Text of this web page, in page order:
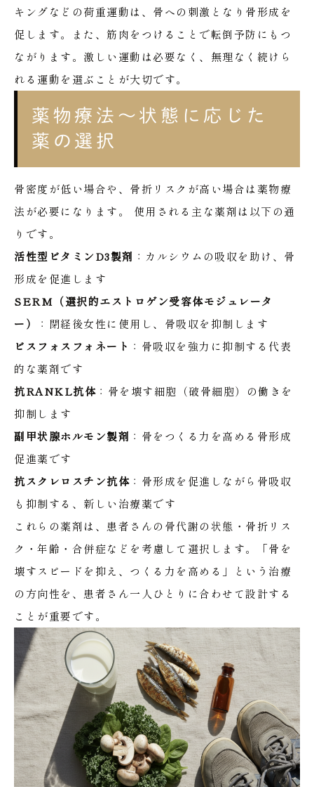
キングなどの荷重運動は、骨への刺激となり骨形成を
促します。また、筋肉をつけることで転倒予防にもつ
ながります。激しい運動は必要なく、無理なく続けら
れる運動を選ぶことが大切です。
薬物療法〜状態に応じた
薬の選択
骨密度が低い場合や、骨折リスクが高い場合は薬物療
法が必要になります。
使用される主な薬剤は以下の通
りです。
活性型ビタミンD3製剤 ：カルシウムの吸収を助け、骨
形成を促進します
SERM（選択的エストロゲン受容体モジュレータ
ー）
：閉経後女性に使用し、骨吸収を抑制します
ビスフォスフォネート ：骨吸収を強力に抑制する代表
的な薬剤です
抗RANKL抗体 ：骨を壊す細胞（破骨細胞）の働きを
抑制します
副甲状腺ホルモン製剤 ：骨をつくる力を高める骨形成
促進薬です
抗スクレロスチン抗体 ：骨形成を促進しながら骨吸収
も抑制する、新しい治療薬です
これらの薬剤は、患者さんの骨代謝の状態・骨折リス
ク・年齢・合併症などを考慮して選択します。「骨を
壊すスピードを抑え、つくる力を高める」という治療
の方向性を、患者さん一人ひとりに合わせて設計する
ことが重要です。